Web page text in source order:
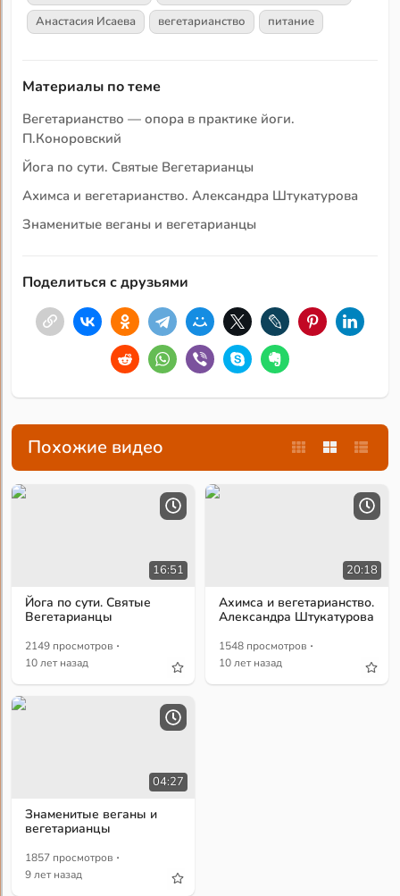
Анастасия Исаева
вегетарианство питание
Материалы по теме
Вегетарианство — опора в практике йоги.
П.Коноровский
Йога по сути. Святые Вегетарианцы
Ахимса и вегетарианство. Александра Штукатурова
Знаменитые веганы и вегетарианцы
Поделиться с друзьями
Похожие видео
16:51
Йога по сути. Святые
Вегетарианцы
2149 просмотров ·
10 лет назад
20:18
Ахимса и вегетарианство.
Александра Штукатурова
1548 просмотров ·
10 лет назад
04:27
Знаменитые веганы и
вегетарианцы
1857 просмотров ·
9 лет назад